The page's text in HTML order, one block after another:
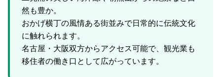
然も豊か。
おかげ横丁の風情ある街並みで日常的に伝統文化
に触れられます。
名古屋・大阪双方からアクセス可能で、観光業も